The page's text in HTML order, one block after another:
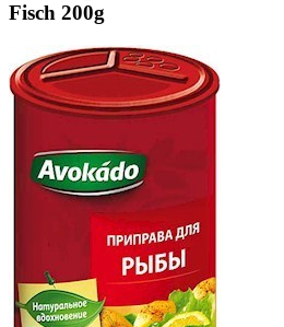
Fisch 200g